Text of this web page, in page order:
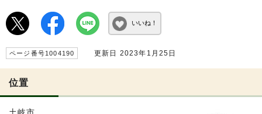
いいね！
ページ番号1004190 更新日 2023年1月25日
位置